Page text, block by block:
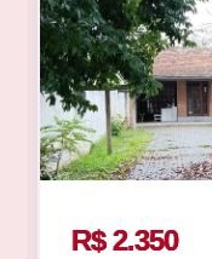
R$ 2.350